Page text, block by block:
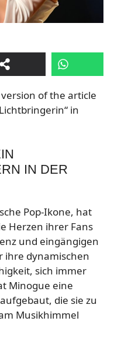
of the article
in
IN DER
Pop-Ikone, hat
Herzen ihrer Fans
und eingängigen
ihre dynamischen
sich immer
Minogue eine
die sie zu
Musikhimmel